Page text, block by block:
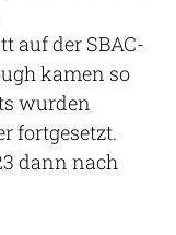
auf der SBAC-
kamen so
wurden
fortgesetzt.
dann nach